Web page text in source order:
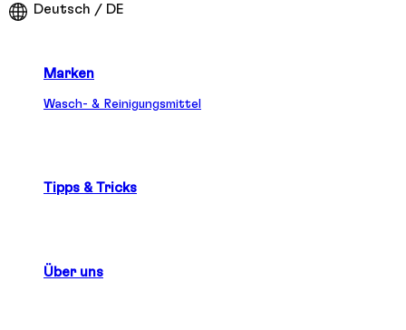
Deutsch / DE
Marken
Wasch- & Reinigungsmittel
Tipps & Tricks
Über uns